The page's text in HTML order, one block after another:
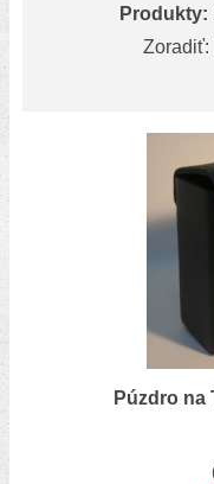
Produkty:
Zoradiť:
Púzdro na